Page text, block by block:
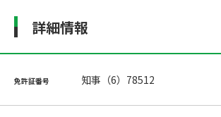
詳細情報
免許証番号 知事（6）78512